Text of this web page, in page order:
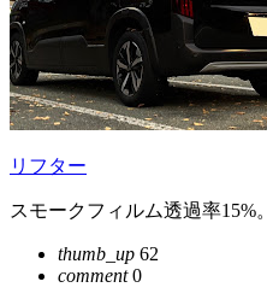
リフター
スモークフィルム透過率15%。
thumb_up 62
comment0